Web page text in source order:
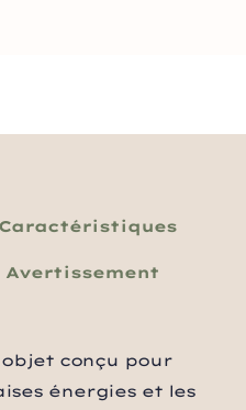
Caractéristiques
Avertissement
objet conçu pour
énergies et les